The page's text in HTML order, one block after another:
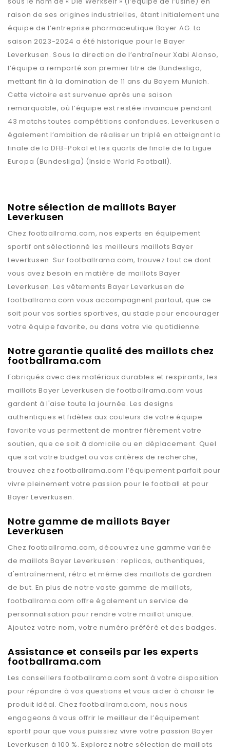
raison de ses origines industrielles, étant initialement une
équipe de l’entreprise pharmaceutique Bayer AG. La
saison 2023-2024 a été historique pour le Bayer
Leverkusen. Sous la direction de l’entraîneur Xabi Alonso,
l’équipe a remporté son premier titre de Bundesliga,
mettant fin à la domination de 11 ans du Bayern Munich.
Cette victoire est survenue après une saison
remarquable, où l’équipe est restée invaincue pendant
43 matchs toutes compétitions confondues. Leverkusen a
également l’ambition de réaliser un triplé en atteignant la
finale de la DFB-Pokal et les quarts de finale de la Ligue
Europa​ (Bundesliga)​​ (Inside World Football)​.
Notre sélection de maillots Bayer
Leverkusen
Chez footballrama.com, nos experts en équipement
sportif ont sélectionné les meilleurs maillots Bayer
Leverkusen. Surfootballrama.com, trouvez tout ce dont
vous avez besoin en matière de maillotsBayer
Leverkusen. Les vêtementsBayer Leverkusen de
footballrama.com vous accompagnent partout, que ce
soit pour vos sorties sportives, au stade pour encourager
votre équipe favorite, ou dans votre vie quotidienne.
Notre garantie qualité des maillots chez
footballrama.com
Fabriqués avec des matériaux durables et respirants, les
maillotsBayer Leverkusen defootballrama.com vous
gardent à l'aise toute la journée. Les designs
authentiques et fidèles aux couleurs de votre équipe
favorite vous permettent de montrer fièrement votre
soutien, que ce soit à domicile ou en déplacement. Quel
que soit votre budget ou vos critères de recherche,
trouvez chezfootballrama.com l’équipement parfait pour
vivre pleinement votre passion pour le football et pour
Bayer Leverkusen.
Notre gamme de maillots Bayer
Leverkusen
Chez footballrama.com, découvrez une gamme variée
de maillotsBayer Leverkusen : replicas, authentiques,
d'entraînement, rétro et même des maillots de gardien
de but. En plus de notre vaste gamme de maillots,
footballrama.com offre également un service de
personnalisation pour rendre votre maillot unique.
Ajoutez votre nom, votre numéro préféré et des badges.
Assistance et conseils par les experts
footballrama.com
Les conseillersfootballrama.com sont à votre disposition
pour répondre à vos questions et vous aider à choisir le
produit idéal. Chez footballrama.com, nous nous
engageons à vous offrir le meilleur de l’équipement
sportif pour que vous puissiez vivre votre passion Bayer
Leverkusen à 100 %. Explorez notre sélection de maillots